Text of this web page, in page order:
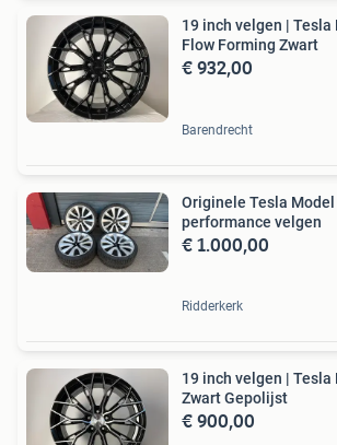
19 inch velgen | Tesla
Flow Forming Zwart
€ 932,00
Barendrecht
Originele Tesla
performance velgen
€ 1.000,00
Ridderkerk
19 inch velgen | Tesla
Zwart Gepolijst
€ 900,00